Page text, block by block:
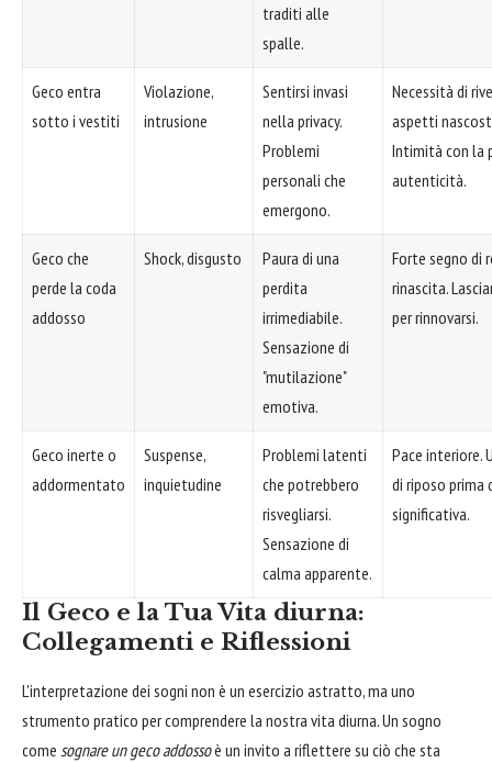
traditi alle
spalle.
Geco entra
sotto i vestiti
Violazione,
intrusione
Sentirsi invasi
nella privacy.
Problemi
personali che
emergono.
Necessità di
aspetti
Intimità con la
autenticità.
Geco che
perde la coda
addosso
Shock, disgusto
Paura di una
perdita
irrimediabile.
Sensazione di
"mutilazione"
emotiva.
Forte segno di
rinascita.
per rinnovarsi.
Geco inerte o
addormentato
Suspense,
inquietudine
Problemi latenti
che potrebbero
risvegliarsi.
Sensazione di
calma apparente.
Pace interiore.
di riposo prima
significativa.
Il Geco e la Tua Vita diurna:
Collegamenti e Riflessioni
L'interpretazione dei sogni non è un esercizio astratto, ma uno
strumento pratico per comprendere la nostra vita diurna. Un sogno
come sognare un geco addossoè un invito a riflettere su ciò che sta